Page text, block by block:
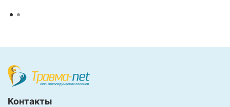
Контакты